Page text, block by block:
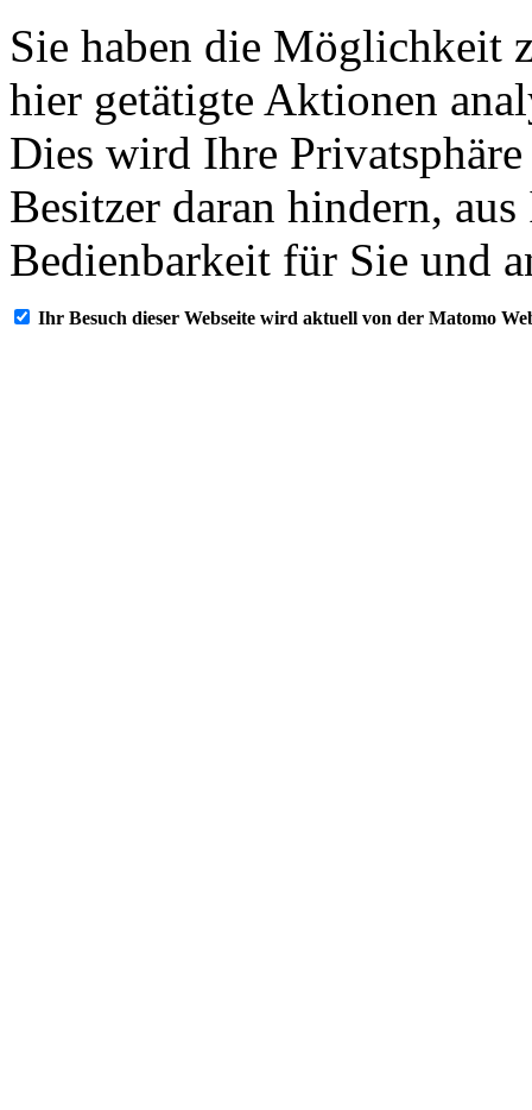
Sie haben die Möglichkeit
hier getätigte Aktionen
Dies wird Ihre
Besitzer daran hindern,
Bedienbarkeit für Sie und
Ihr Besuch dieser Webseite wird aktuell von der Matomo